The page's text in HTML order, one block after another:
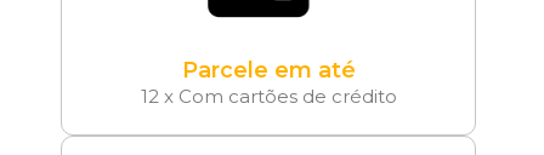
Parcele em até
12 x Com cartões de crédito